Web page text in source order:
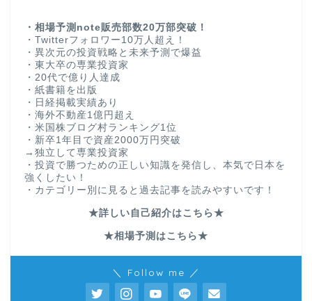
・相場予測note販売部数20万部突破！
・Twitterフォロワー10万人超え！
・異次元の投資戦略と未来予測で爆益
・東大卒の専業投資家
・20代で億り人達成
・紙書籍を出版
・日経掲載実績あり
・海外不動産1億円超え
・米国株ブログ村ランキング1位
・新卒1年目で資産2000万円突破
→独立して専業投資家
・投資で勝つための正しい知識を発信し、本気で日本を
強くしたい！
・カテゴリー別に見ると過去記事を読みやすいです！
★詳しい自己紹介はこちら★
★相場予測はこちら★
＼ Follow me ／